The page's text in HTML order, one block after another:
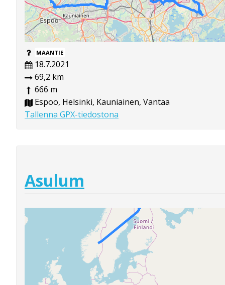
MAANTIE
18.7.2021
69,2 km
666 m
Espoo, Helsinki, Kauniainen, Vantaa
Tallenna GPX-tiedostona
Asulum